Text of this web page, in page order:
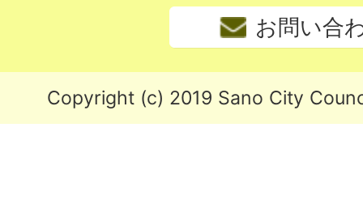
お問い合
Copyright (c) 2019 Sano City